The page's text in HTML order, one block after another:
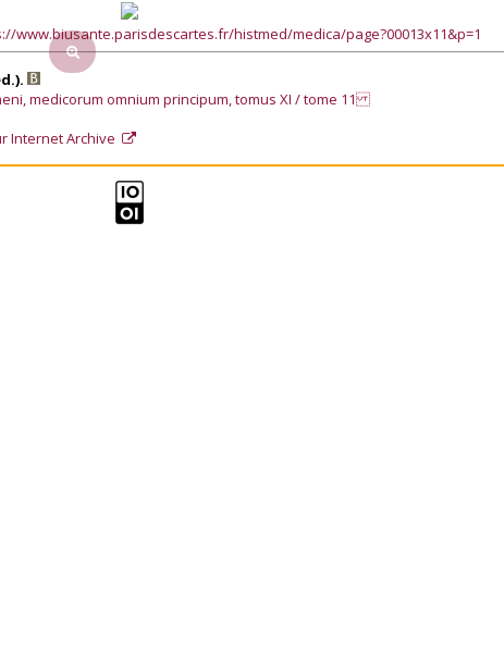
www.biusante.parisdescartes.fr/histmed/medica/page?00013x11&p=1
medicorum omnium principum, tomus XI / tome 11
Internet Archive